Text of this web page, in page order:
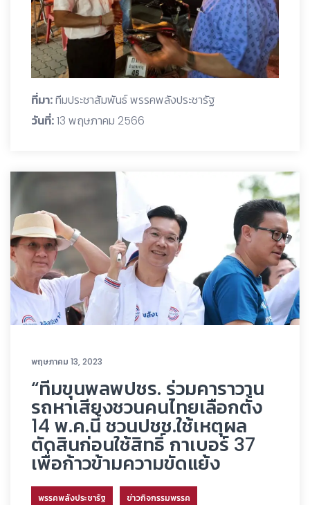
ที่มา:ทีมประชาสัมพันธ์ พรรคพลังประชารัฐ
วันที่:13 พฤษภาคม 2566
พฤษภาคม 13, 2023
“ทีมขุนพลพปชร. ร่วมคาราวาน
รถหาเสียงชวนคนไทยเลือกตั้ง
14 พ.ค.นี้ ชวนปชช.ใช้เหตุผล
ตัดสินก่อนใช้สิทธิ์ กาเบอร์ 37
เพื่อก้าวข้ามความขัดแย้ง
พรรคพลังประชารัฐ ข่าวกิจกรรมพรรค